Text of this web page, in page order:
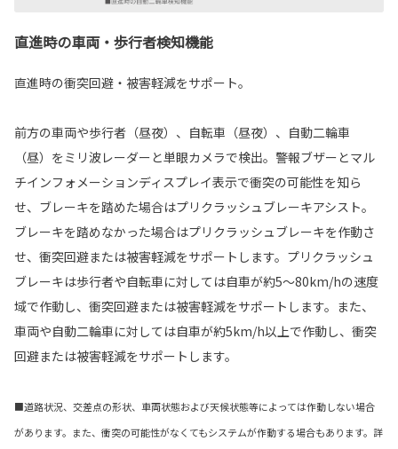
直進時の車両・歩行者検知機能
直進時の衝突回避・被害軽減をサポート。
前方の車両や歩行者（昼夜）、自転車（昼夜）、自動二輪車
（昼）をミリ波レーダーと単眼カメラで検出。警報ブザーとマル
チインフォメーションディスプレイ表示で衝突の可能性を知ら
せ、ブレーキを踏めた場合はプリクラッシュブレーキアシスト。
ブレーキを踏めなかった場合はプリクラッシュブレーキを作動さ
せ、衝突回避または被害軽減をサポートします。プリクラッシュ
ブレーキは歩行者や自転車に対しては自車が約5〜80km/hの速度
域で作動し、衝突回避または被害軽減をサポートします。また、
車両や自動二輪車に対しては自車が約5km/h以上で作動し、衝突
回避または被害軽減をサポートします。
■道路状況、交差点の形状、車両状態および天候状態等によっては作動しない場合
があります。また、衝突の可能性がなくてもシステムが作動する場合もあります。詳